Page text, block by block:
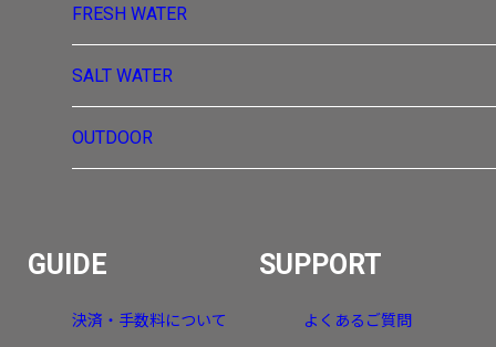
FRESH WATER
SALT WATER
OUTDOOR
GUIDE
決済・手数料について
SUPPORT
よくあるご質問